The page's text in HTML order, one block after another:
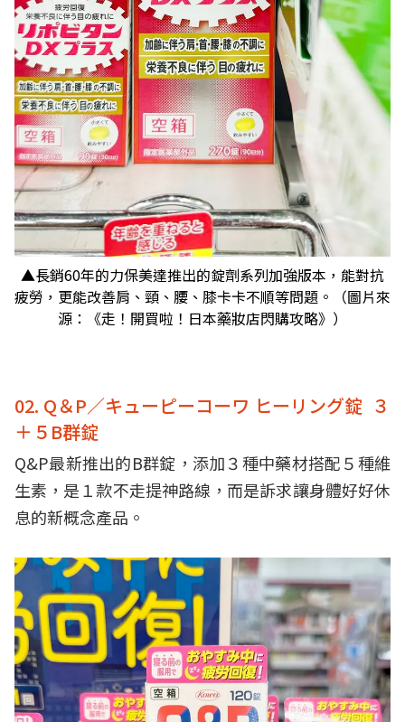
▲長銷60年的力保美達推出的錠劑系列加強版本，能對抗
疲勞，更能改善肩、頸、腰、膝卡卡不順等問題。（圖片來
源：《走！開買啦！日本藥妝店閃購攻略》）
02. Q＆P／キューピーコーワ ヒーリング錠 ３
＋５B群錠
Q&P最新推出的B群錠，添加３種中藥材搭配５種維
生素，是１款不走提神路線，而是訴求讓身體好好休
息的新概念產品。